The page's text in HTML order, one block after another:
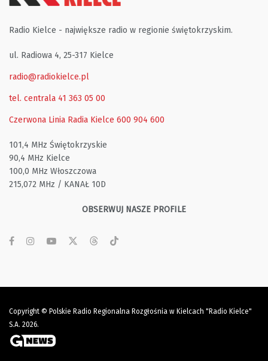
Radio Kielce - największe radio w regionie świętokrzyskim.
ul. Radiowa 4, 25-317 Kielce
radio@radiokielce.pl
tel. centrala 41 363 05 00
Czerwona Linia Radia Kielce 600 904 600
101,4 MHz Świętokrzyskie
90,4 MHz Kielce
100,0 MHz Włoszczowa
215,072 MHz / KANAŁ 10D
OBSERWUJ NASZE PROFILE
Copyright © Polskie Radio Regionalna Rozgłośnia w Kielcach "Radio Kielce"
S.A. 2026.